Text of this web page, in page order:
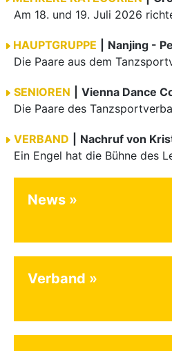
HAUPTGRUPPE
SENIOREN
Vienna Dance
VERBAND
Nachruf von
News
Verband